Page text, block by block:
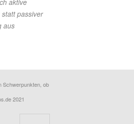
aktive
passiver
aus
Schwerpunkten, ob
2021